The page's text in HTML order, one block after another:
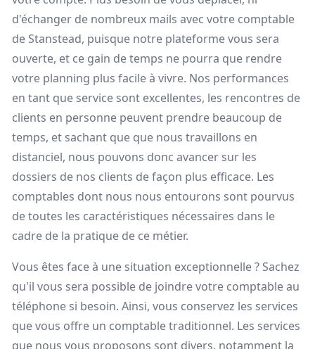
d'échanger de nombreux mails avec votre comptable
de Stanstead, puisque notre plateforme vous sera
ouverte, et ce gain de temps ne pourra que rendre
votre planning plus facile à vivre. Nos performances
en tant que service sont excellentes, les rencontres de
clients en personne peuvent prendre beaucoup de
temps, et sachant que que nous travaillons en
distanciel, nous pouvons donc avancer sur les
dossiers de nos clients de façon plus efficace. Les
comptables dont nous nous entourons sont pourvus
de toutes les caractéristiques nécessaires dans le
cadre de la pratique de ce métier.
Vous êtes face à une situation exceptionnelle ? Sachez
qu'il vous sera possible de joindre votre comptable au
téléphone si besoin. Ainsi, vous conservez les services
que vous offre un comptable traditionnel. Les services
que nous vous proposons sont divers, notamment la